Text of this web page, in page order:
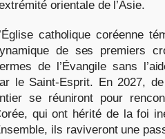
orientale de l’Asie.
catholique coréenne
de ses premiers
de l’Évangile sans
le Saint-Esprit. En 2027,
se réuniront pour
qui ont hérité de la foi
ils raviveront une